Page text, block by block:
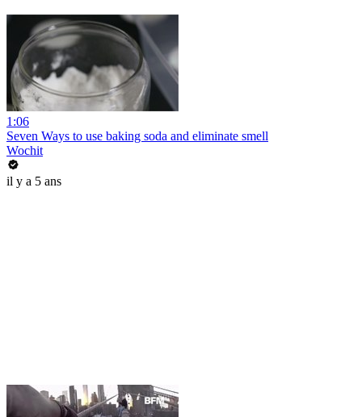
1:06
Seven Ways to use baking soda and eliminate smell
Wochit
il y a 5 ans